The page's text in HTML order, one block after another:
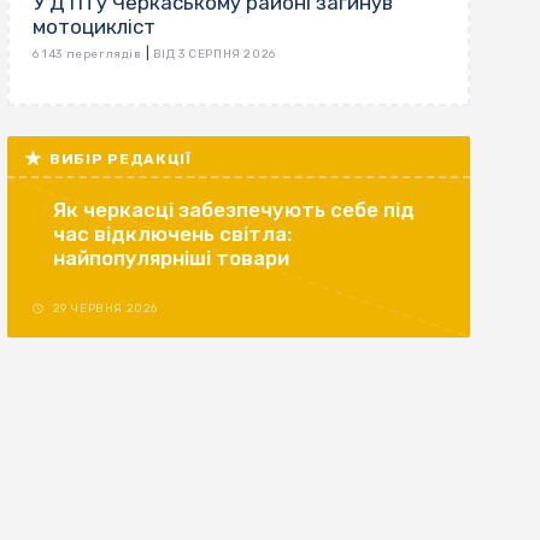
мотоцикліст
6 143 переглядів ВІД 3 СЕРПНЯ 2026
ВИБІР РЕДАКЦІЇ
Як черкасці забезпечують себе під
час відключень світла:
найпопулярніші товари
29 ЧЕРВНЯ 2026